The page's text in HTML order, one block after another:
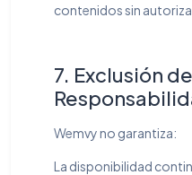
contenidos sin
7. Exclusión
Wemvy no garantiza:
La disponibilidad